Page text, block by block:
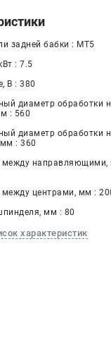
задней бабки : МТ5
: 7.5
В : 380
диаметр обработки
: 560
диаметр обработки
: 360
между направляющими,
между центрами, мм :
мм : 80
характеристик